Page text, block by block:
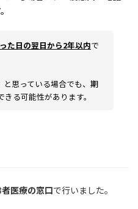
た日の翌日から2年以内で
と思っている場合でも、期
る可能性があります。
医療の窓口で行いました。